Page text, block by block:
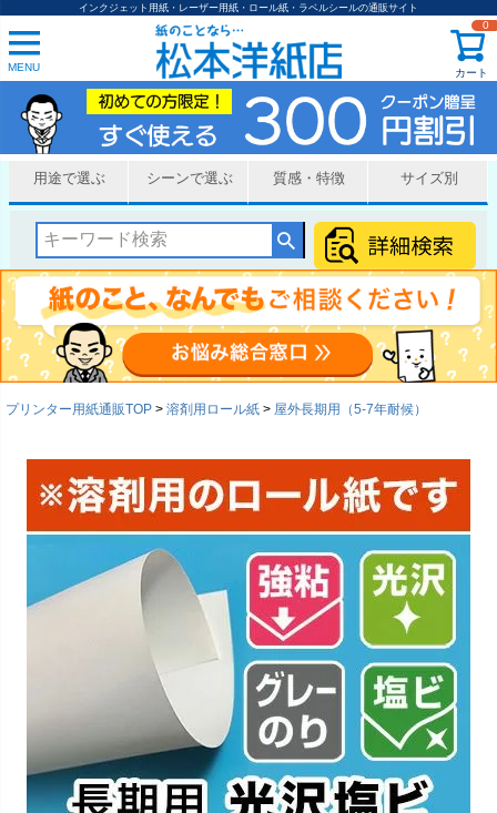
インクジェット用紙・レーザー用紙・ロール紙・ラベルシールの通販サイト
MENU カート
0
用途で選ぶ シーンで選ぶ 質感・特徴 サイズ別
プリンター用紙通販TOP 溶剤用ロール紙 屋外長期用（5-7年耐候）